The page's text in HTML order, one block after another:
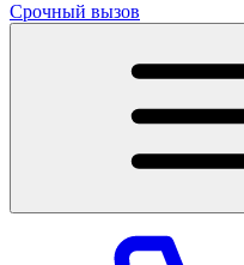
Срочный вызов